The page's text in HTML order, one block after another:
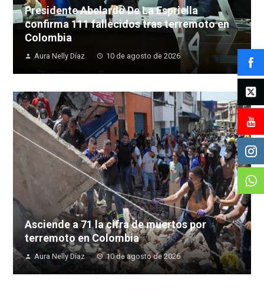
Presidente Abelardo De La Espriella
confirma 111 fallecidos tras terremoto en
Colombia
Aura Nelly Díaz 10 de agosto de 2026
Asciende a 71 la cifra de muertos por
terremoto en Colombia
Aura Nelly Díaz 10 de agosto de 2026